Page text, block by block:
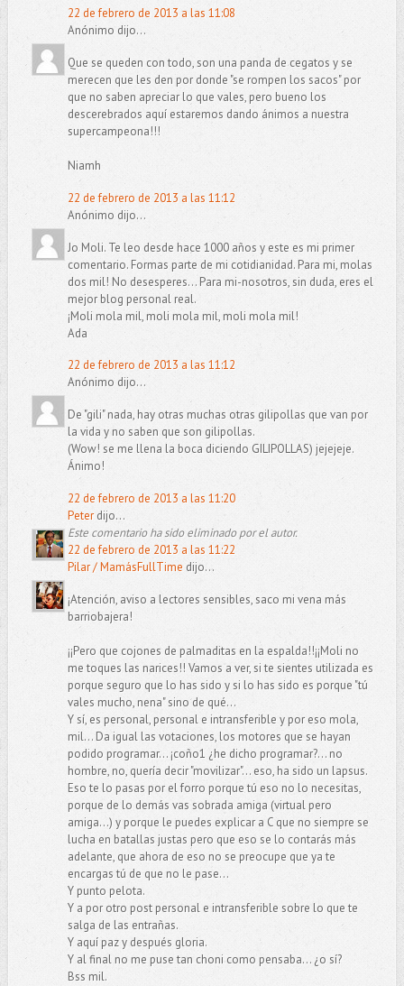
22 de febrero de 2013 a las 11:08
Anónimo dijo...
Que se queden con todo, son una panda de cegatos y se
merecen que les den por donde "se rompen los sacos" por
que no saben apreciar lo que vales, pero bueno los
descerebrados aquí estaremos dando ánimos a nuestra
supercampeona!!!
Niamh
22 de febrero de 2013 a las 11:12
Anónimo dijo...
Jo Moli. Te leo desde hace 1000 años y este es mi primer
comentario. Formas parte de mi cotidianidad. Para mi, molas
dos mil! No desesperes... Para mi-nosotros, sin duda, eres el
mejor blog personal real.
¡Moli mola mil, moli mola mil, moli mola mil!
Ada
22 de febrero de 2013 a las 11:12
Anónimo dijo...
De "gili" nada, hay otras muchas otras gilipollas que van por
la vida y no saben que son gilipollas.
(Wow! se me llena la boca diciendo GILIPOLLAS) jejejeje.
Ánimo!
22 de febrero de 2013 a las 11:20
Peterdijo...
Este comentario ha sido eliminado por el autor.
22 de febrero de 2013 a las 11:22
Pilar / MamásFullTime dijo...
¡Atención, aviso a lectores sensibles, saco mi vena más
barriobajera!
¡¡Pero que cojones de palmaditas en la espalda!!¡¡Moli no
me toques las narices!! Vamos a ver, si te sientes utilizada es
porque seguro que lo has sido y si lo has sido es porque "tú
vales mucho, nena" sino de qué...
Y sí, es personal, personal e intransferible y por eso mola,
mil... Da igual las votaciones, los motores que se hayan
podido programar... ¡coño1 ¿he dicho programar?... no
hombre, no, quería decir "movilizar"... eso, ha sido un lapsus.
Eso te lo pasas por el forro porque tú eso no lo necesitas,
porque de lo demás vas sobrada amiga (virtual pero
amiga...) y porque le puedes explicar a C que no siempre se
lucha en batallas justas pero que eso se lo contarás más
adelante, que ahora de eso no se preocupe que ya te
encargas tú de que no le pase...
Y punto pelota.
Y a por otro post personal e intransferible sobre lo que te
salga de las entrañas.
Y aquí paz y después gloria.
Y al final no me puse tan choni como pensaba... ¿o sí?
Bss mil.